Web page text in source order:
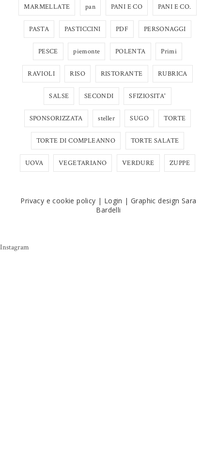
MARMELLATE pan PANI E CO PANI E CO.
PASTA PASTICCINI PDF PERSONAGGI
PESCE piemonte POLENTA Primi
RAVIOLI RISO RISTORANTE RUBRICA
SALSE SECONDI SFIZIOSITA'
SPONSORIZZATA steller SUGO TORTE
TORTE DI COMPLEANNO TORTE SALATE
UOVA VEGETARIANO VERDURE ZUPPE
Privacy e cookie policy | Login | Graphic design Sara
Bardelli
Instagram